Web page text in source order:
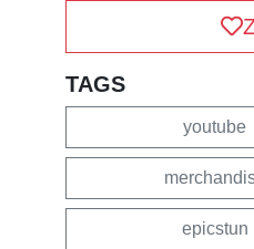
TAGS
youtube
epicstun